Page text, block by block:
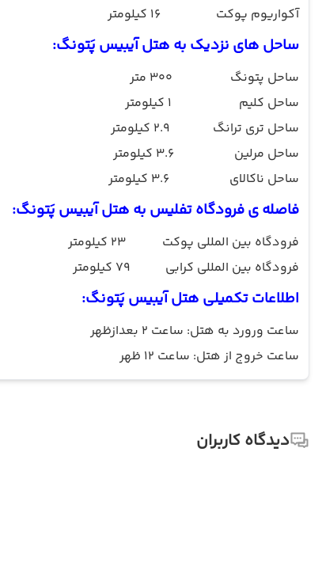
آکواریوم پوکت
16 کیلومتر
ساحل های نزدیک به هتلآیبیس پَتونگ:
ساحل پتونگ
300 متر
ساحل کلیم
1 کیلومتر
ساحل تری ترانگ
2.9 کیلومتر
ساحل مرلین
3.6 کیلومتر
ساحل ناکالای
3.6 کیلومتر
فاصله ی فرودگاه تفلیس به هتلآیبیس پَتونگ:
فرودگاه بین المللی پوکت
23 کیلومتر
فرودگاه بین المللی کرابی
79 کیلومتر
اطلاعات تکمیلی هتلآیبیس پَتونگ:
ساعت ورورد به هتل: ساعت 2 بعدازظهر
ساعت خروج از هتل: ساعت 12 ظهر
دیدگاه کاربران